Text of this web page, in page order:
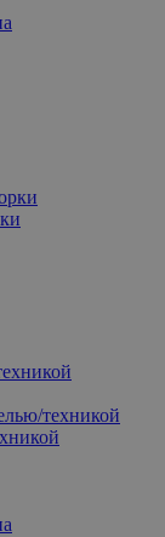
техникой